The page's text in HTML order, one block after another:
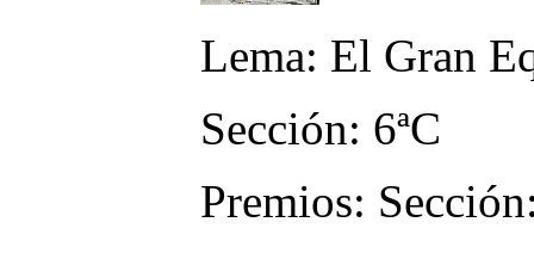
Lema: El Gran
Sección: 6ªC
Premios: